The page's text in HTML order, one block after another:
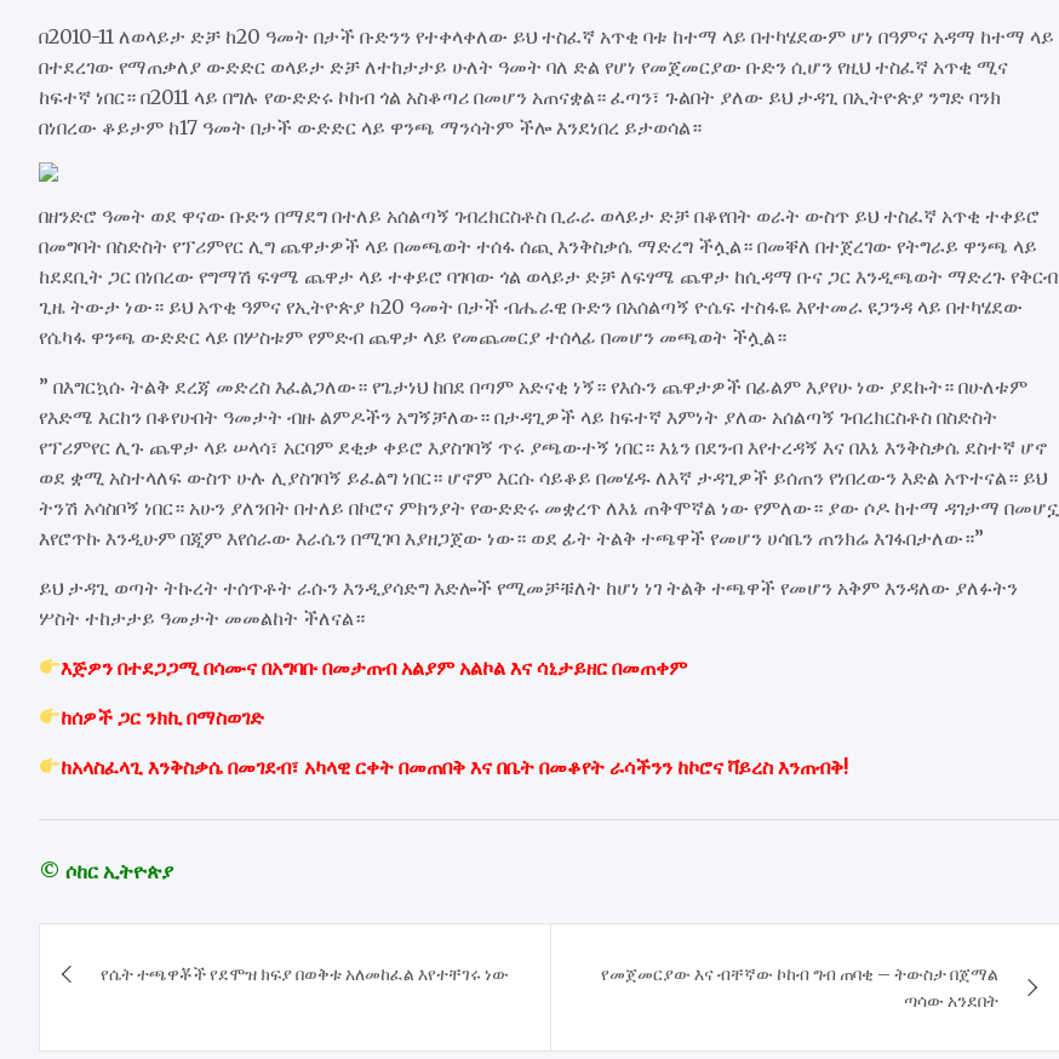
በ2010-11 ለወላይታ ድቻ ከ20 ዓመት በታች ቡድንን የተቀላቀለው ይህ ተስፈኛ አጥቂ ባቱ ከተማ ላይ በተካሄደውም ሆነ በዓምና አዳማ ከተማ ላይ
በተደረገው የማጠቃለያ ውድድር ወላይታ ድቻ ለተከታታይ ሁለት ዓመት ባለ ድል የሆነ የመጀመርያው ቡድን ሲሆን የዚህ ተስፈኛ አጥቂ ሚና
ከፍተኛ ነበር። በ2011 ላይ በግሉ የውድድሩ ኮከብ ጎል አስቆጣሪ በመሆን አጠናቋል። ፈጣን፣ ጉልበት ያለው ይህ ታዳጊ በኢትዮጵያ ንግድ ባንክ
በነበረው ቆይታም ከ17 ዓመት በታች ውድድር ላይ ዋንጫ ማንሳትም ችሎ እንደነበረ ይታወሳል።
በዘንድሮ ዓመት ወደ ዋናው ቡድን በማደግ በተለይ አሰልጣኝ ገብረክርስቶስ ቢራራ ወላይታ ድቻ በቆየበት ወራት ውስጥ ይህ ተስፈኛ አጥቂ ተቀይሮ
በመግባት በስድስት የፕሪምየር ሊግ ጨዋታዎች ላይ በመጫወት ተሰፋ ሰጪ እንቅስቃሴ ማድረግ ችሏል። በመቐለ በተጀረገው የትግራይ ዋንጫ ላይ
ከደደቢት ጋር በነበረው የግማሽ ፍፃሜ ጨዋታ ላይ ተቀይሮ ባገባው ጎል ወላይታ ድቻ ለፍፃሜ ጨዋታ ከሲዳማ ቡና ጋር እንዲጫወት ማድረጉ የቅርብ
ጊዜ ትውታ ነው። ይህ አጥቂ ዓምና የኢትዮጵያ ከ20 ዓመት በታች ብሔራዊ ቡድን በአሰልጣኝ ዮሴፍ ተስፋዬ እየተመራ ዩጋንዳ ላይ በተካሄደው
የሴካፋ ዋንጫ ውድድር ላይ በሦስቱም የምድብ ጨዋታ ላይ የመጨመርያ ተሰላፊ በመሆን መጫወት ችሏል።
” በእግርኳሱ ትልቅ ደረጃ መድረስ እፈልጋለው። የጌታነህ ከበደ በጣም አድናቂ ነኝ። የእሱን ጨዋታዎች በፊልም እያየሁ ነው ያደኩት። በሁለቱም
የእድሜ እርከን በቆየሁበት ዓመታት ብዙ ልምዶችን አግኝቻለው። በታዳጊዎች ላይ ከፍተኛ እምነት ያለው አሰልጣኝ ገብረክርስቶስ በስድስት
የፕሪምየር ሊጉ ጨዋታ ላይ ሠላሳ፣ አርባም ደቂቃ ቀይሮ እያስገባኝ ጥሩ ያጫውተኝ ነበር። እኔን በደንብ እየተረዳኝ እና በእኔ እንቅስቃሴ ደስተኛ ሆኖ
ወደ ቋሚ አስተላለፍ ውስጥ ሁሉ ሊያስገባኝ ይፈልግ ነበር። ሆኖም እርሱ ሳይቆይ በመሄዱ ለእኛ ታዳጊዎች ይሰጠን የነበረውን እድል አጥተናል። ይህ
ትንሽ አሳስቦኝ ነበር። አሁን ያለንበት በተለይ በኮሮና ምክንያት የውድድሩ መቋረጥ ለእኔ ጠቅሞኛል ነው የምለው። ያው ሶዶ ከተማ ዳገታማ በመሆኗ
እየሮጥኩ እንዲሁም በጂም እየሰራው እራሴን በሚገባ እያዘጋጀው ነው። ወደ ፊት ትልቅ ተጫዋች የመሆን ሀሳቤን ጠንክሬ እገፋበታለው።”
ይህ ታዳጊ ወጣት ትኩረት ተሰጥቶት ራሱን እንዲያሳድግ እድሎች የሚመቻቹለት ከሆነ ነገ ትልቅ ተጫዋች የመሆን አቅም እንዳለው ያለፉትን
ሦስት ተከታታይ ዓመታት መመልከት ችለናል።
እጅዎን በተደጋጋሚ በሳሙና በአግባቡ በመታጠብ አልያም አልኮል እና ሳኒታይዘር በመጠቀም
ከሰዎች ጋር ንክኪ በማስወገድ
ከአላስፈላጊ እንቅስቃሴ በመገደብ፣ አካላዊ ርቀት በመጠበቅ እና በቤት በመቆየት ራሳችንን ከኮሮና ቫይረስ እንጠብቅ!
© ሶከር ኢትዮጵያ
navigation
የሴት ተጫዋቾች የደሞዝ ክፍያ በወቅቱ አለመከፈል እየተቸገሩ ነው
የመጀመርያው እና ብቸኛው ኮከብ ግብ ጠባቂ – ትውስታ በጀማል
ጣሳው አንደበት